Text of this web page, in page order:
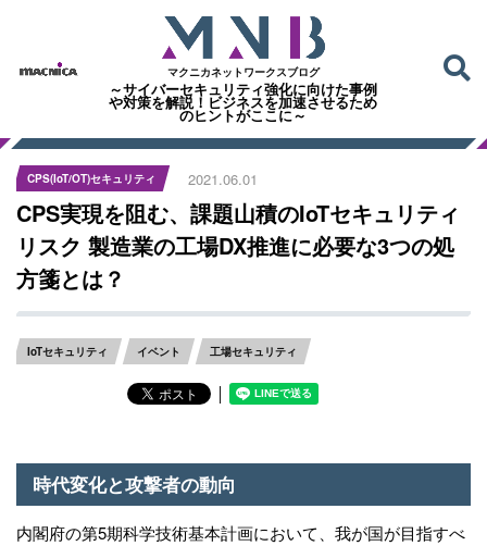
マクニカネットワークスブログ
～サイバーセキュリティ強化に向けた事例
や対策を解説！ビジネスを加速させるため
のヒントがここに～
CPS(IoT/OT)セキュリティ 2021.06.01
CPS実現を阻む、課題山積のIoTセキュリティ
リスク 製造業の工場DX推進に必要な3つの処
方箋とは？
IoTセキュリティ イベント 工場セキュリティ
│
時代変化と攻撃者の動向
内閣府の第5期科学技術基本計画において、我が国が目指すべ